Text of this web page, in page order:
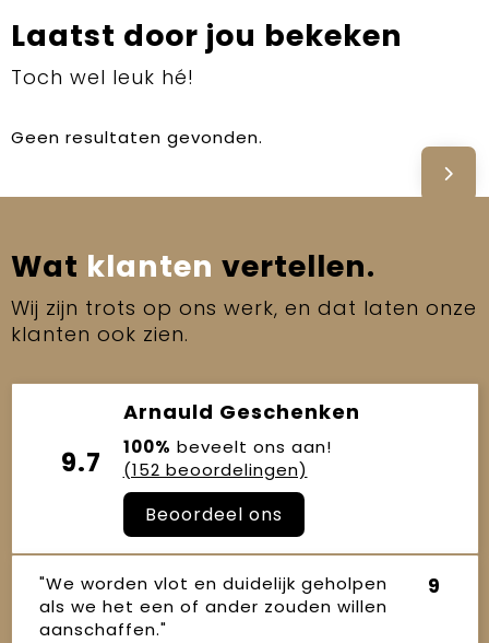
Laatst door jou bekeken
Toch wel leuk hé!
Geen resultaten gevonden.
Wat klanten vertellen.
Wij zijn trots op ons werk, en dat laten onze
klanten ook zien.
9.7
Arnauld Geschenken
100% beveelt ons aan!
(152 beoordelingen)
Beoordeel ons
"We worden vlot en duidelijk geholpen
als we het een of ander zouden willen
aanschaffen."
9